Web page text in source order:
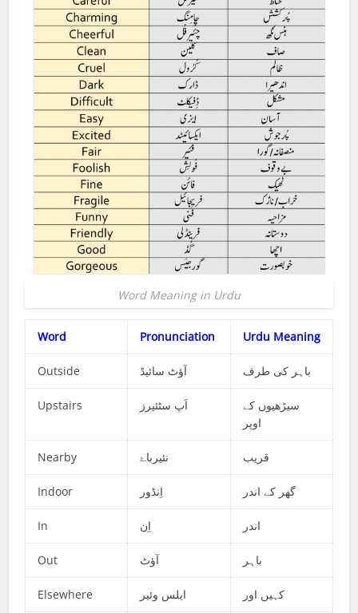
Word Meaning in Urdu
Word Pronunciation Urdu Meaning
Outside آؤٹ سائیڈ باہر کی طرف
Upstairs اَپ سٹئیرز
سیڑھیوں کے
اوپر
Nearby نئیرباۓ قریب
Indoor اِنڈور گھر کے اندر
In اِن اندر
Out آؤٹ باہر
Elsewhere ایلس وئیر کہیں اور